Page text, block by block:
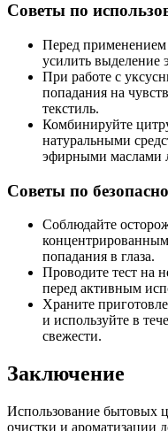
Советы по
Перед применением
усилить выделение
При работе с
попадания на
текстиль.
Комбинируйте
натуральными
эфирными маслами
Советы по
Соблюдайте
попадания в глаза.
Проводите тест на
перед активным
Храните
и используйте в
свежести.
Заключение
Использование бытовых
очистки и ароматизации